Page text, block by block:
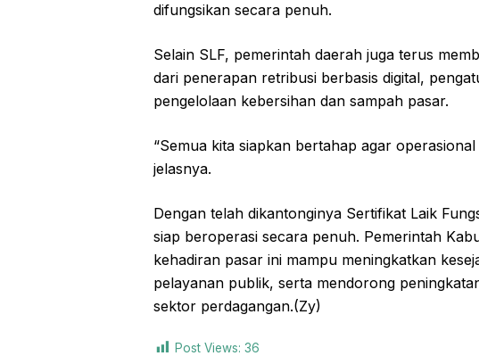
difungsikan secara penuh.
Selain SLF, pemerintah daerah juga terus
dari penerapan retribusi berbasis digital,
pengelolaan kebersihan dan sampah pasar.
“Semua kita siapkan bertahap agar
jelasnya.
Dengan telah dikantonginya Sertifikat Laik
siap beroperasi secara penuh. Pemerintah
kehadiran pasar ini mampu meningkatkan
pelayanan publik, serta mendorong
sektor perdagangan.(Zy)
Post Views: 36